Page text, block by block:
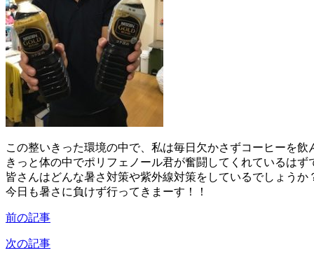
この整いきった環境の中で、私は毎日欠かさずコーヒーを飲
きっと体の中でポリフェノール君が奮闘してくれているはず
皆さんはどんな暑さ対策や紫外線対策をしているでしょうか
今日も暑さに負けず行ってきまーす！！
前の記事
次の記事